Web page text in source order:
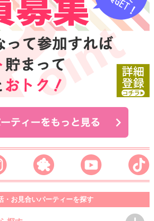
・お見合いパーティーを探す